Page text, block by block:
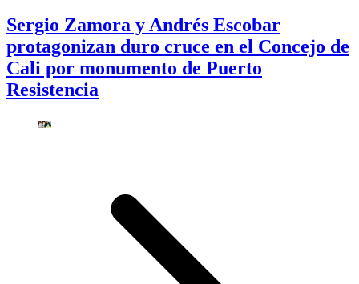
Sergio Zamora y Andrés Escobar
protagonizan duro cruce en el Concejo de
Cali por monumento de Puerto
Resistencia